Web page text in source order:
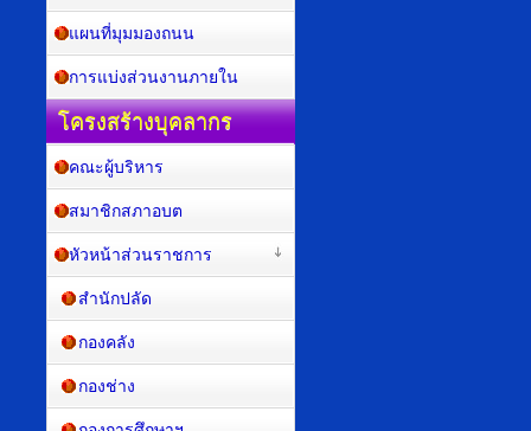
แผนที่มุมมองถนน
การแบ่งส่วนงานภายใน
โครงสร้างบุคลากร
คณะผู้บริหาร
สมาชิกสภาอบต
หัวหน้าส่วนราชการ
สำนักปลัด
กองคลัง
กองช่าง